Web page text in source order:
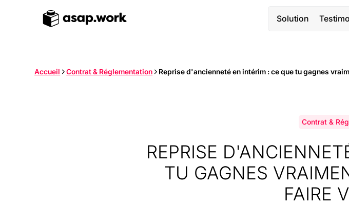
Solution
Accueil Contrat & Réglementation Reprise d'ancienneté en intérim : ce que tu gagnes
Contrat &
REPRISE
TU GAGNES
FAIRE